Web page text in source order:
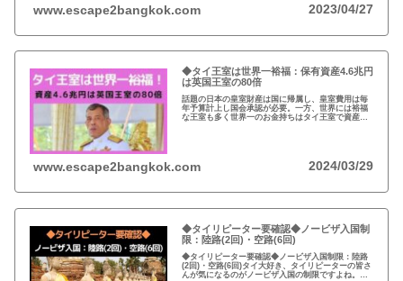
www.escape2bangkok.com 2023/04/27
◆タイ王室は世界一裕福：保有資産4.6兆円
は英国王室の80倍
話題の日本の皇室財産は国に帰属し、皇室費用は毎
年予算計上し国会承認が必要。一方、世界には裕福
な王室も多く世界一のお金持ちはタイ王室で資産は
www.escape2bangkok.com 2024/03/29
◆タイリピーター要確認◆ノービザ入国制
限：陸路(2回)・空路(6回)
◆タイリピーター要確認◆ノービザ入国制限：陸路
(2回)・空路(6回)タイ大好き、タイリピーターの皆さ
んが気になるのがノービザ入国の制限ですよね。近